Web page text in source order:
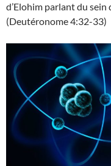
d’Elohim parlant du sein
(Deutéronome 4:32-33)